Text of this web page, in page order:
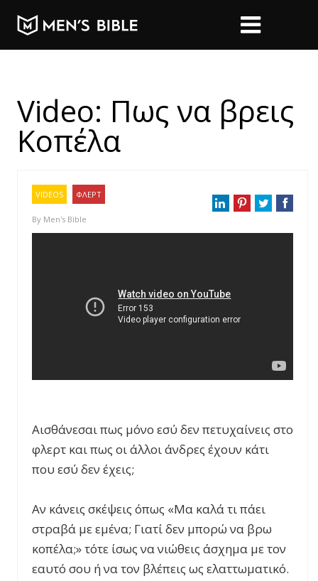
Video: Πως να βρεις
Κοπέλα
VIDEOS ΦΛΕΡΤ
By Men's Bible
Αισθάνεσαι πως μόνο εσύ δεν πετυχαίνεις στο
φλερτ και πως οι άλλοι άνδρες έχουν κάτι
που εσύ δεν έχεις;
Αν κάνεις σκέψεις όπως «Μα καλά τι πάει
στραβά με εμένα; Γιατί δεν μπορώ να βρω
κοπέλα;» τότε ίσως να νιώθεις άσχημα με τον
εαυτό σου ή να τον βλέπεις ως ελαττωματικό.